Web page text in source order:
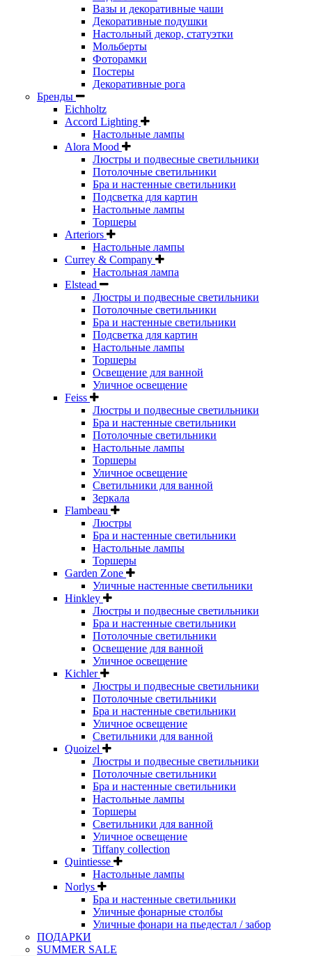
Вазы и декоративные чаши
Декоративные подушки
Настольный декор, статуэтки
Мольберты
Фоторамки
Постеры
Декоративные рога
Бренды
Eichholtz
Accord Lighting
Настольные лампы
Alora Mood
Люстры и подвесные светильники
Потолочные светильники
Бра и настенные светильники
Подсветка для картин
Настольные лампы
Торшеры
Arteriors
Настольные лампы
Currey & Company
Настольная лампа
Elstead
Люстры и подвесные светильники
Потолочные светильники
Бра и настенные светильники
Подсветка для картин
Настольные лампы
Торшеры
Освещение для ванной
Уличное освещение
Feiss
Люстры и подвесные светильники
Бра и настенные светильники
Потолочные светильники
Настольные лампы
Торшеры
Уличное освещение
Светильники для ванной
Зеркала
Flambeau
Люстры
Бра и настенные светильники
Настольные лампы
Торшеры
Garden Zone
Уличные настенные светильники
Hinkley
Люстры и подвесные светильники
Бра и настенные светильники
Потолочные светильники
Освещение для ванной
Уличное освещение
Kichler
Люстры и подвесные светильники
Потолочные светильники
Бра и настенные светильники
Уличное освещение
Светильники для ванной
Quoizel
Люстры и подвесные светильники
Потолочные светильники
Бра и настенные светильники
Настольные лампы
Торшеры
Светильники для ванной
Уличное освещение
Tiffany collection
Quintiesse
Настольные лампы
Norlys
Бра и настенные светильники
Уличные фонарные столбы
Уличные фонари на пьедестал / забор
ПОДАРКИ
SUMMER SALE